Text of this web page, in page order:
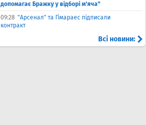
допомагає Бражку у відборі м'яча"
09:28 "Арсенал" та Гімараес підписали
контракт
Всі новини: